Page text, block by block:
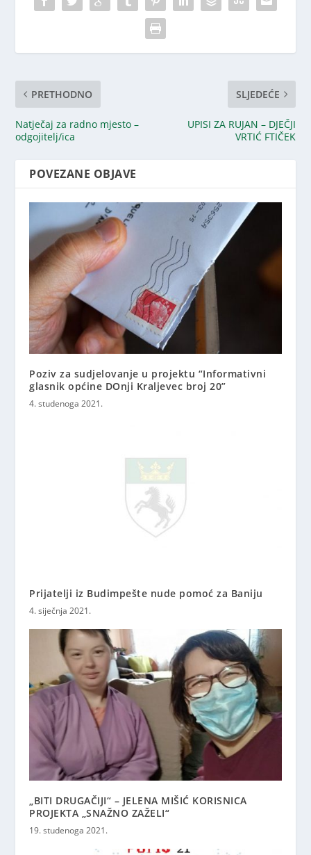
PRETHODNO
Natječaj za radno mjesto –
odgojitelj/ica
SLJEDEĆE
UPISI ZA RUJAN – DJEČJI
VRTIĆ FTIČEK
POVEZANE OBJAVE
Poziv za sudjelovanje u projektu “Informativni
glasnik općine DOnji Kraljevec broj 20”
4. studenoga 2021.
Prijatelji iz Budimpešte nude pomoć za Baniju
4. siječnja 2021.
„BITI DRUGAČIJI“ – JELENA MIŠIĆ KORISNICA
PROJEKTA „SNAŽNO ZAŽELI“
19. studenoga 2021.